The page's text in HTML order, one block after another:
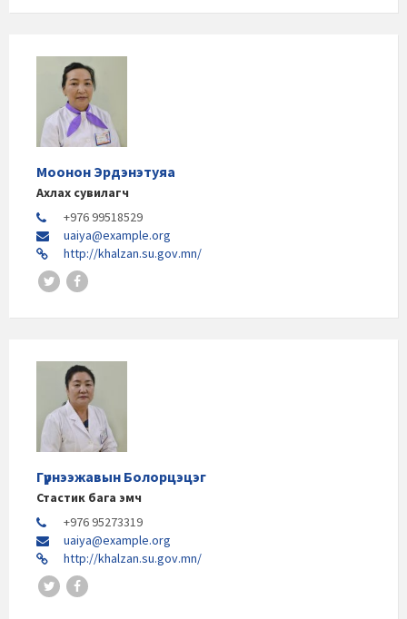
Моонон Эрдэнэтуяа
Ахлах сувилагч
+976 99518529
uaiya@example.org
http://khalzan.su.gov.mn/
Гүрнээжавын Болорцэцэг
Стастик бага эмч
+976 95273319
uaiya@example.org
http://khalzan.su.gov.mn/